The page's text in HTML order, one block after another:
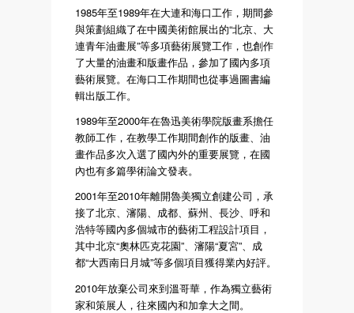
1985年至1989年在大連和海口工作，期間參
與策劃組織了在中國美術館展出的“北京、大
連青年油畫展”等多項藝術展覽工作，也創作
了大量的油畫和版畫作品，參加了國內多項
藝術展覽。在海口工作期間也從事過圖書編
輯出版工作。
1989年至2000年在魯迅美術學院版畫系擔任
教師工作，在教學工作期間創作的版畫、油
畫作品多次入選了國內外的重要展覽，在國
內也有多篇學術論文發表。
2001年至2010年離開魯美獨立創建公司，承
接了北京、瀋陽、成都、蘇州、長沙、呼和
浩特等國內多個城市的藝術工程設計項目，
其中北京“奧林匹克花園”、瀋陽“夏宮”、成
都“大西南日月城”等多個項目獲得業內好評。
2010年放棄公司來到溫哥華，作為獨立藝術
家和策展人，往來國內和加拿大之間。